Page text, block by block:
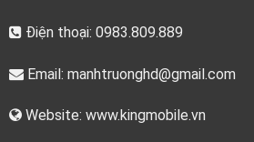
Điện thoại: 0983.809.889
Email: manhtruonghd@gmail.com
Website: www.kingmobile.vn